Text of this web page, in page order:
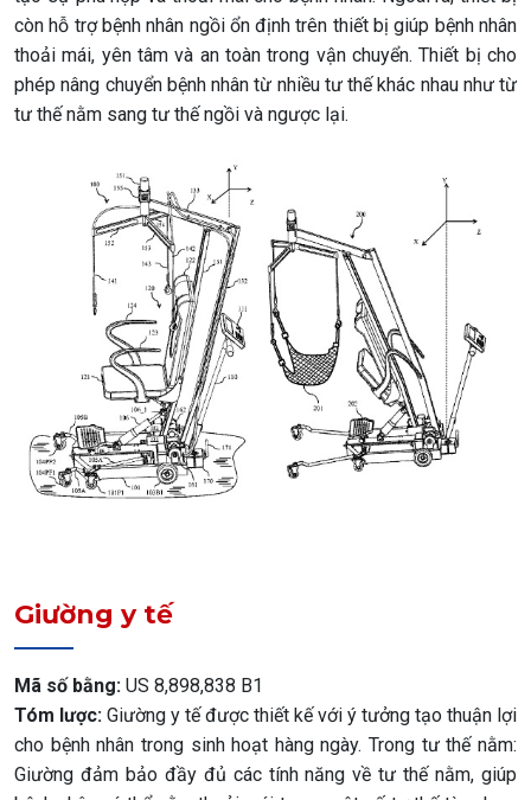
còn hỗ trợ bệnh nhân ngồi ổn định trên thiết bị giúp bệnh nhân
thoải mái, yên tâm và an toàn trong vận chuyển. Thiết bị cho
phép nâng chuyển bệnh nhân từ nhiều tư thế khác nhau như từ
tư thế nằm sang tư thế ngồi và ngược lại.
Giường y tế
Mã số bằng: US 8,898,838 B1
Tóm lược: Giường y tế được thiết kế với ý tưởng tạo thuận lợi
cho bệnh nhân trong sinh hoạt hàng ngày. Trong tư thế nằm:
Giường đảm bảo đầy đủ các tính năng về tư thế nằm, giúp